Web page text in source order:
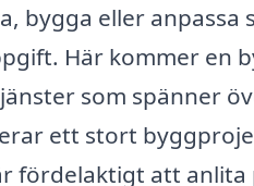
bygga eller anpassa
Här kommer en
som spänner
ett stort
fördelaktigt att anlita